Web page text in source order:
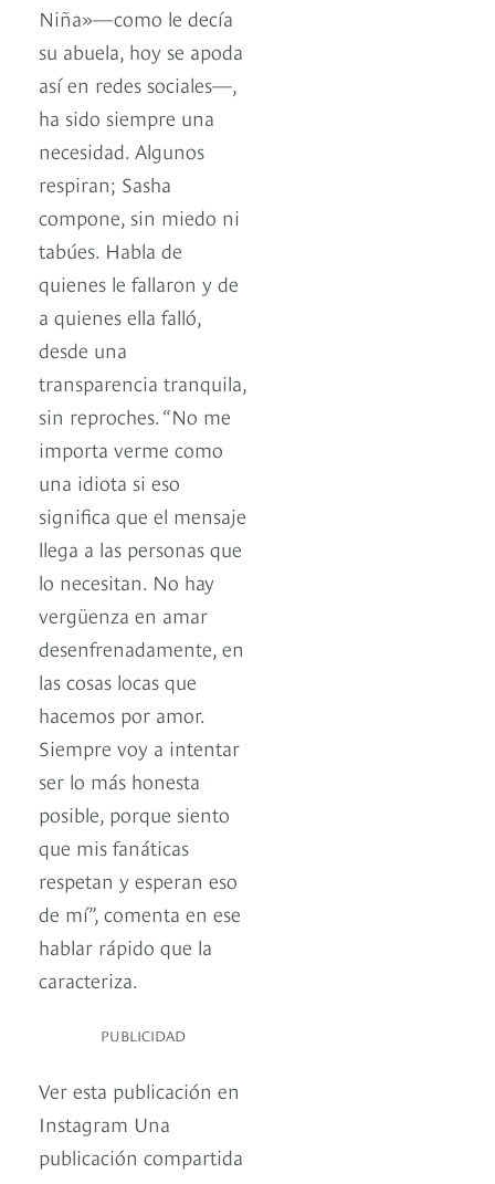
Niña»—como le decía
su abuela, hoy se apoda
así en redes sociales—,
ha sido siempre una
necesidad. Algunos
respiran; Sasha
compone, sin miedo ni
tabúes. Habla de
quienes le fallaron y de
a quienes ella falló,
desde una
transparencia tranquila,
sin reproches. “No me
importa verme como
una idiota si eso
significa que el mensaje
llega a las personas que
lo necesitan. No hay
vergüenza en amar
desenfrenadamente, en
las cosas locas que
hacemos por amor.
Siempre voy a intentar
ser lo más honesta
posible, porque siento
que mis fanáticas
respetan y esperan eso
de mí”, comenta en ese
hablar rápido que la
caracteriza.
PUBLICIDAD
Ver esta publicación en
Instagram Una
publicación compartida